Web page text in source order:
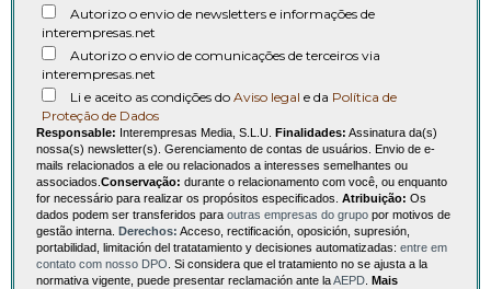
Autorizo o envio de newsletters e informações de
interempresas.net
Autorizo o envio de comunicações de terceiros via
interempresas.net
Li e aceito as condições do Aviso legal e da Política de
Proteção de Dados
Responsable: Interempresas Media, S.L.U. Finalidades: Assinatura da(s)
nossa(s) newsletter(s). Gerenciamento de contas de usuários. Envio de e-
mails relacionados a ele ou relacionados a interesses semelhantes ou
associados. Conservação: durante o relacionamento com você, ou enquanto
for necessário para realizar os propósitos especificados. Atribuição: Os
dados podem ser transferidos para outras empresas do grupo por motivos de
gestão interna.
Derechos: Acceso, rectificación, oposición, supresión,
portabilidad, limitación del tratatamiento y decisiones automatizadas: entre em
contato com nosso DPO . Si considera que el tratamiento no se ajusta a la
normativa vigente, puede presentar reclamación ante laAEPD
Mais